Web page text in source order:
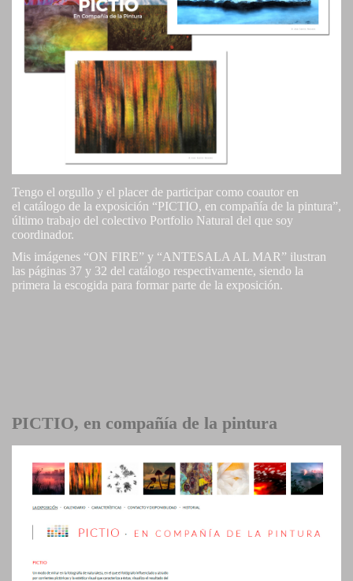
Tengo el orgullo y el placer de participar como coautor en
el catálogo de la exposición “PICTIO, en compañía de la pintura”,
último trabajo del colectivo Portfolio Natural del que soy
coordinador.
Mis imágenes “ON FIRE” y “ANTESALA AL MAR” ilustran
las páginas 37 y 32 del catálogo respectivamente, siendo la
primera la escogida para formar parte de la exposición.
PICTIO, en compañía de la pintura